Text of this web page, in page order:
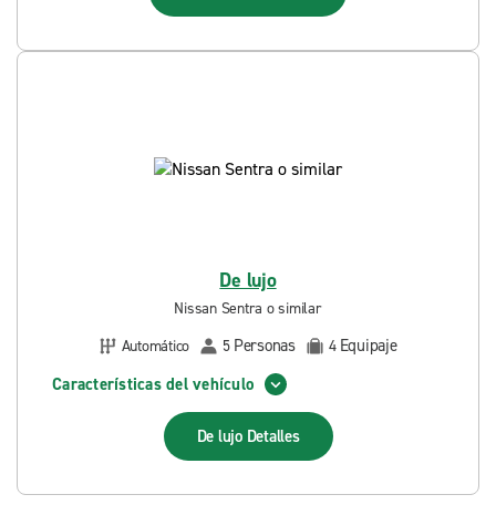
De lujo
Nissan Sentra o similar
Automático
5 Personas 4 Equipaje
Características del vehículo
De lujo Detalles